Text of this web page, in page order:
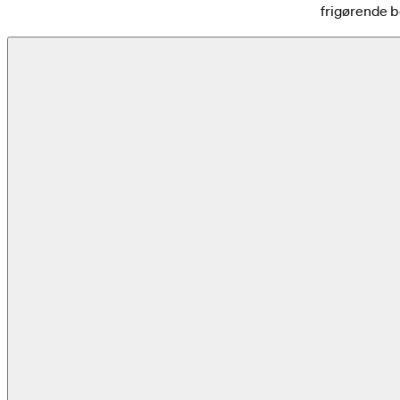
frigørende